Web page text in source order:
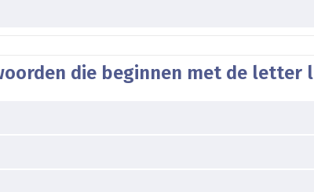
die beginnen met de letter l